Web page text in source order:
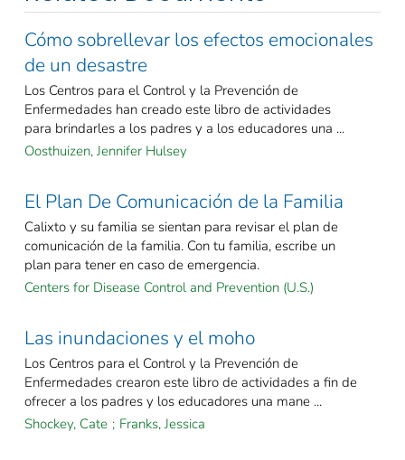
Cómo sobrellevar los efectos emocionales
de un desastre
Los Centros para el Control y la Prevención de
Enfermedades han creado este libro de actividades
para brindarles a los padres y a los educadores una ...
Oosthuizen, Jennifer Hulsey
El Plan De Comunicación de la Familia
Calixto y su familia se sientan para revisar el plan de
comunicación de la familia. Con tu familia, escribe un
plan para tener en caso de emergencia.
Centers for Disease Control and Prevention (U.S.)
Las inundaciones y el moho
Los Centros para el Control y la Prevención de
Enfermedades crearon este libro de actividades a fin de
ofrecer a los padres y los educadores una mane ...
Shockey, Cate ; Franks, Jessica